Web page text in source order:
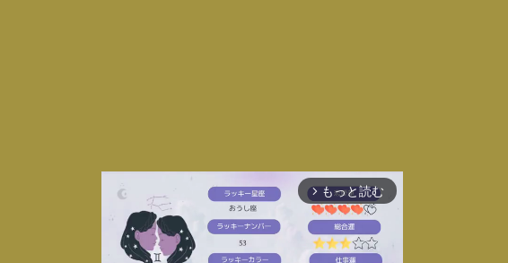
arrow_forward_ios もっと読む